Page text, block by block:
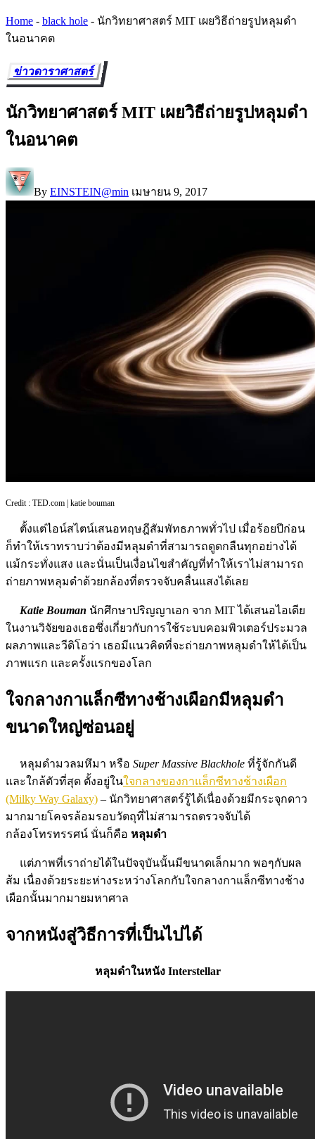
Home - black hole - นักวิทยาศาสตร์ MIT เผยวิธีถ่ายรูปหลุมดำ
ในอนาคต
ข่าวดาราศาสตร์
นักวิทยาศาสตร์ MIT เผยวิธีถ่ายรูปหลุมดำ
ในอนาคต
By EINSTEIN@min เมษายน 9, 2017
Credit : TED.com | katie bouman
ตั้งแต่ไอน์สไตน์เสนอทฤษฎีสัมพัทธภาพทั่วไป เมื่อร้อยปีก่อน
ก็ทำให้เราทราบว่าต้องมีหลุมดำที่สามารถดูดกลืนทุกอย่างได้
แม้กระทั่งแสง และนั่นเป็นเงื่อนไขสำคัญที่ทำให้เราไม่สามารถ
ถ่ายภาพหลุมดำด้วยกล้องที่ตรวจจับคลื่นแสงได้เลย
Katie Bouman นักศึกษาปริญญาเอก จาก MIT ได้เสนอไอเดีย
ในงานวิจัยของเธอซึ่งเกี่ยวกับการใช้ระบบคอมพิวเตอร์ประมวล
ผลภาพและวีดิโอว่า เธอมีแนวคิดที่จะถ่ายภาพหลุมดำให้ได้เป็น
ภาพแรก และครั้งแรกของโลก
ใจกลางกาแล็กซีทางช้างเผือกมีหลุมดำ
ขนาดใหญ่ซ่อนอยู่
หลุมดำมวลมหึมา หรือ Super Massive Blackhole ที่รู้จักกันดี
และใกล้ตัวที่สุด ตั้งอยู่ในใจกลางของกาแล็กซีทางช้างเผือก
(Milky Way Galaxy) – นักวิทยาศาสตร์รู้ได้เนื่องด้วยมีกระจุกดาว
มากมายโคจรล้อมรอบวัตถุที่ไม่สามารถตรวจจับได้
กล้องโทรทรรศน์ นั่นก็คือ หลุมดำ
แต่ภาพที่เราถ่ายได้ในปัจจุบันนั้นมีขนาดเล็กมาก พอๆกับผล
ส้ม เนื่องด้วยระยะห่างระหว่างโลกกับใจกลางกาแล็กซีทางช้าง
เผือกนั้นมากมายมหาศาล
จากหนังสู่วิธีการที่เป็นไปได้
หลุมดำในหนัง Interstellar